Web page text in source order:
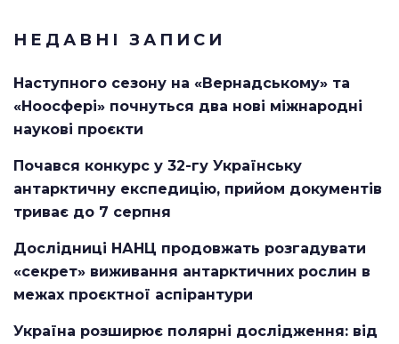
НЕДАВНІ ЗАПИСИ
Наступного сезону на «Вернадському» та
«Ноосфері» почнуться два нові міжнародні
наукові проєкти
Почався конкурс у 32-гу Українську
антарктичну експедицію, прийом документів
триває до 7 серпня
Дослідниці НАНЦ продовжать розгадувати
«секрет» виживання антарктичних рослин в
межах проєктної аспірантури
Україна розширює полярні дослідження: від